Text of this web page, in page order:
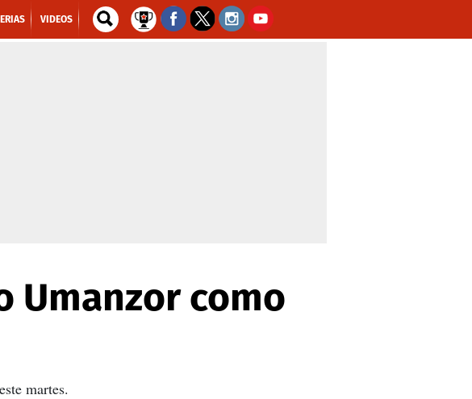
VIDEOS
Umanzor como
martes.